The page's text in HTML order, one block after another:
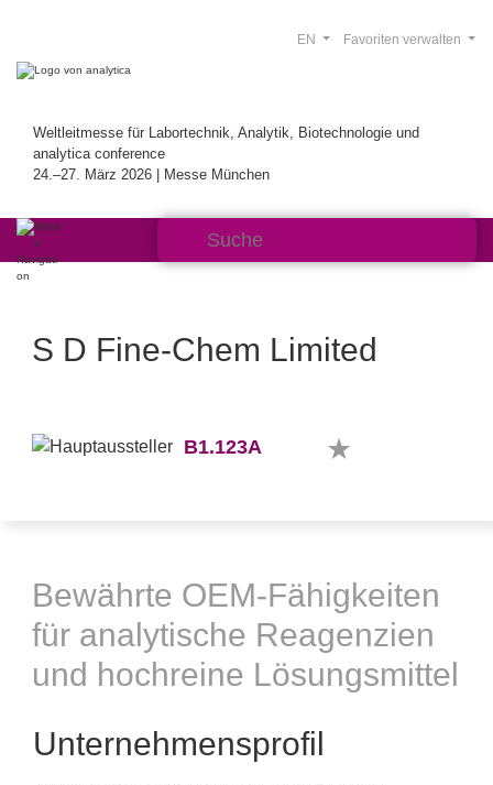
Weltleitmesse für Labortechnik, Analytik, Biotechnologie und
analytica conference
24.–27. März 2026 | Messe München
Favoriten verwalten
EN
S D Fine-Chem Limited
B1.123A
Bewährte OEM-Fähigkeiten
für analytische Reagenzien
und hochreine Lösungsmittel
Unternehmensprofil